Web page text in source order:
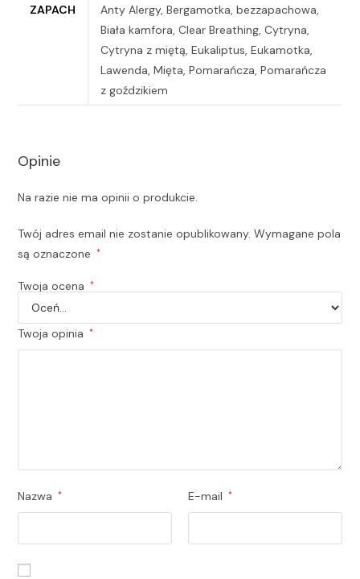
ZAPACH
Anty Alergy, Bergamotka, bezzapachowa,
Biała kamfora, Clear Breathing, Cytryna,
Cytryna z miętą, Eukaliptus, Eukamotka,
Lawenda, Mięta, Pomarańcza, Pomarańcza
z goździkiem
Opinie
Na razie nie ma opinii o produkcie.
Twój adres email nie zostanie opublikowany. Wymagane pola
są oznaczone
*
Twoja ocena *
Twoja opinia *
Nazwa * E-mail *